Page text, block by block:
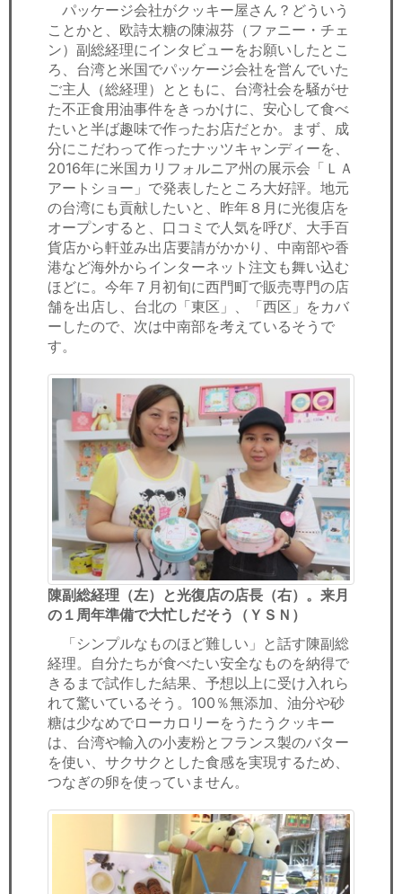
パッケージ会社がクッキー屋さん？どういう
ことかと、欧詩太糖の陳淑芬（ファニー・チェ
ン）副総経理にインタビューをお願いしたとこ
ろ、台湾と米国でパッケージ会社を営んでいた
ご主人（総経理）とともに、台湾社会を騒がせ
た不正食用油事件をきっかけに、安心して食べ
たいと半ば趣味で作ったお店だとか。まず、成
分にこだわって作ったナッツキャンディーを、
2016年に米国カリフォルニア州の展示会「ＬＡ
アートショー」で発表したところ大好評。地元
の台湾にも貢献したいと、昨年８月に光復店を
オープンすると、口コミで人気を呼び、大手百
貨店から軒並み出店要請がかかり、中南部や香
港など海外からインターネット注文も舞い込む
ほどに。今年７月初旬に西門町で販売専門の店
舗を出店し、台北の「東区」、「西区」をカバ
ーしたので、次は中南部を考えているそうで
す。
陳副総経理（左）と光復店の店長（右）。来月
の１周年準備で大忙しだそう（ＹＳＮ）
「シンプルなものほど難しい」と話す陳副総
経理。自分たちが食べたい安全なものを納得で
きるまで試作した結果、予想以上に受け入れら
れて驚いているそう。100％無添加、油分や砂
糖は少なめでローカロリーをうたうクッキー
は、台湾や輸入の小麦粉とフランス製のバター
を使い、サクサクとした食感を実現するため、
つなぎの卵を使っていません。